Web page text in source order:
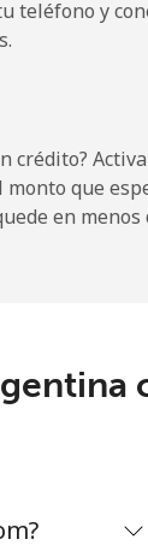
-
-
teléfono y
crédito?
que
en menos